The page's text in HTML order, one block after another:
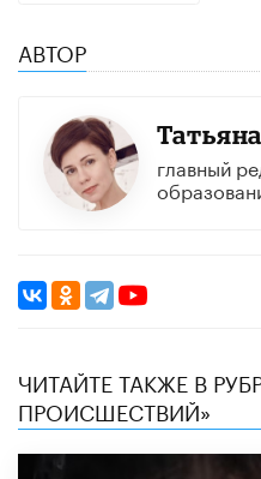
АВТОР
главный
ЧИТАЙТЕ ТАКЖЕ В
ПРОИСШЕСТВИЙ»